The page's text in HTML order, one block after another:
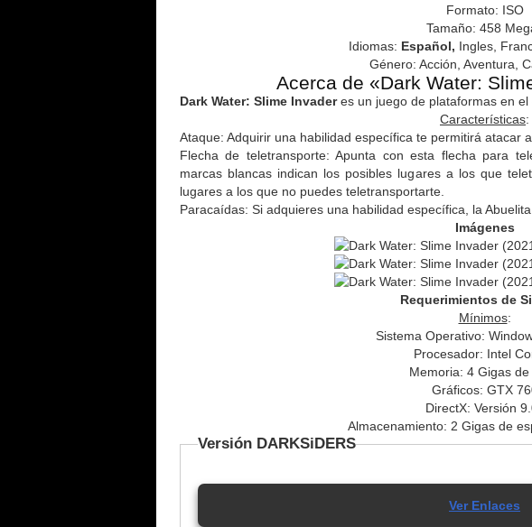
Formato: ISO
Tamaño: 458
Idiomas: Español, Ingles,
Género: Acción, Aventura,
Acerca de «Dark Water:
Dark Water: Slime Invaderes un juego de plataformas en el
Características:
Ataque: Adquirir una habilidad específica te permitirá atacar
Flecha de teletransporte: Apunta con esta flecha para
marcas blancas indican los posibles lugares a los que
lugares a los que no puedes teletransportarte.
Paracaídas: Si adquieres una habilidad específica, la
Imágenes
Requerimientos de
Mínimos:
Sistema Operativo:
Procesador: Intel
Memoria: 4 Gigas de
Gráficos: GTX
DirectX: Versión
Almacenamiento: 2 Gigas de
Versión DARKSiDERS
Ver Enlaces